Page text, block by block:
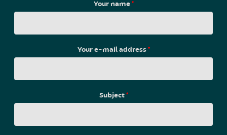
Your name*
Your e-mail address*
Subject*